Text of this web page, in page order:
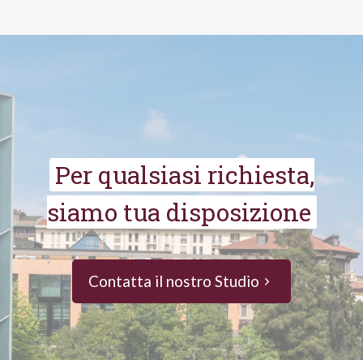
Per qualsiasi richiesta,
siamo tua disposizione
Contatta il nostro Studio